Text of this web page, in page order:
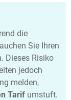
die
Sie Ihren
Dieses Risiko
jedoch
melden,
Tarif umstuft.